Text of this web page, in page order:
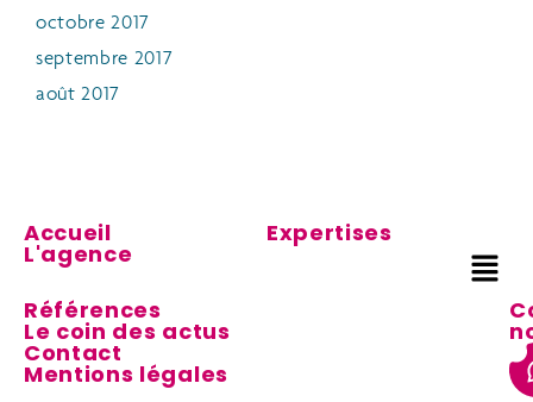
octobre 2017
septembre 2017
août 2017
Accueil
L'agence
Expertises
Références
Le coin des actus
Contact
Mentions légales